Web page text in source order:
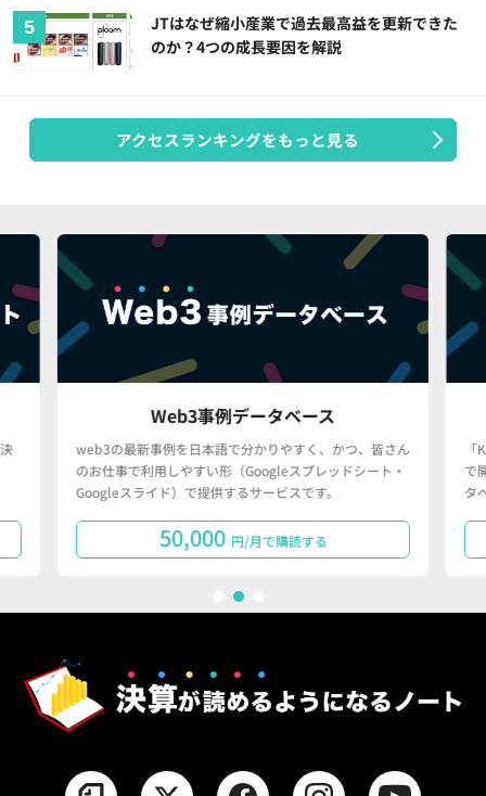
JTはなぜ縮小産業で過去最高益を更新できた
のか？4つの成長要因を解説
アクセスランキングをもっと見る
Web3事例データベース
web3の最新事例を日本語で分かりやすく、かつ、皆さん
のお仕事で利用しやすい形（Googleスプレッドシート・
Googleスライド）で提供するサービスです。
50,000 円/月で購読する
で
タ